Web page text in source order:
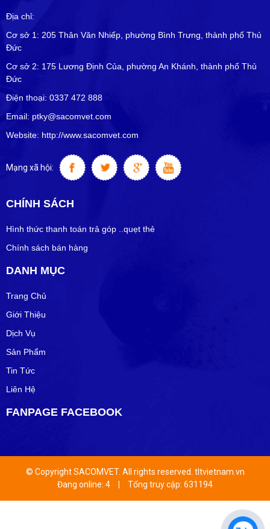
Địa chỉ:
Cơ sở 1: 205 Thân Văn Nhiếp, phường Bình Trưng, thành phố Thủ
Đức
Cơ sở 2: 175 Lương Định Của, phường An Khánh, thành phố Thủ
Đức
Điện thoại: 0337 472 888
Email: ptky@sacomvet.com
Website: http://www.sacomvet.com
Mạng xã hội:
CHÍNH SÁCH
Hình thức thanh toán trả góp ..quẹt thẻ
Chính sách bán hàng
DANH MỤC
Trang Chủ
Giới Thiệu
Dịch Vụ
Sản Phẩm
Tin Tức
Liên Hệ
FANPAGE FACEBOOK
© Copyright SACOMVET. All rights reserved. tltvietnam.vn
Đang online: 4
| Tổng truy cập: 631194